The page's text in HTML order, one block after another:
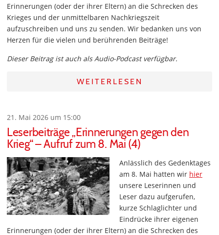
Erinnerungen (oder der ihrer Eltern) an die Schrecken des
Krieges und der unmittelbaren Nachkriegszeit
aufzuschreiben und uns zu senden. Wir bedanken uns von
Herzen für die vielen und berührenden Beiträge!
Dieser Beitrag ist auch als Audio-Podcast verfügbar.
WEITERLESEN
21. Mai 2026 um 15:00
Leserbeiträge „Erinnerungen gegen den
Krieg“ – Aufruf zum 8. Mai (4)
Anlässlich des Gedenktages
am 8. Mai hatten wir hier
unsere Leserinnen und
Leser dazu aufgerufen,
kurze Schlaglichter und
Eindrücke ihrer eigenen
Erinnerungen (oder der ihrer Eltern) an die Schrecken des